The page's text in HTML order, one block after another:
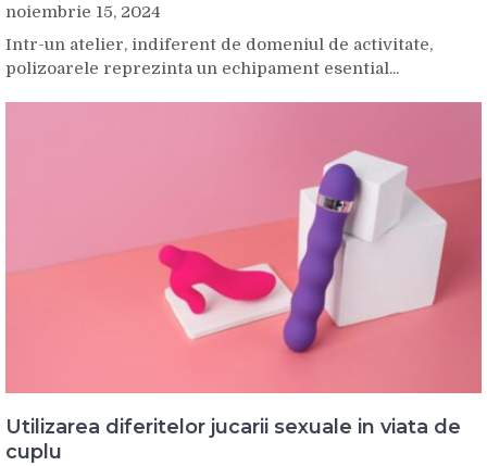
noiembrie 15, 2024
Intr-un atelier, indiferent de domeniul de activitate,
polizoarele reprezinta un echipament esential...
Utilizarea diferitelor jucarii sexuale in viata de
cuplu